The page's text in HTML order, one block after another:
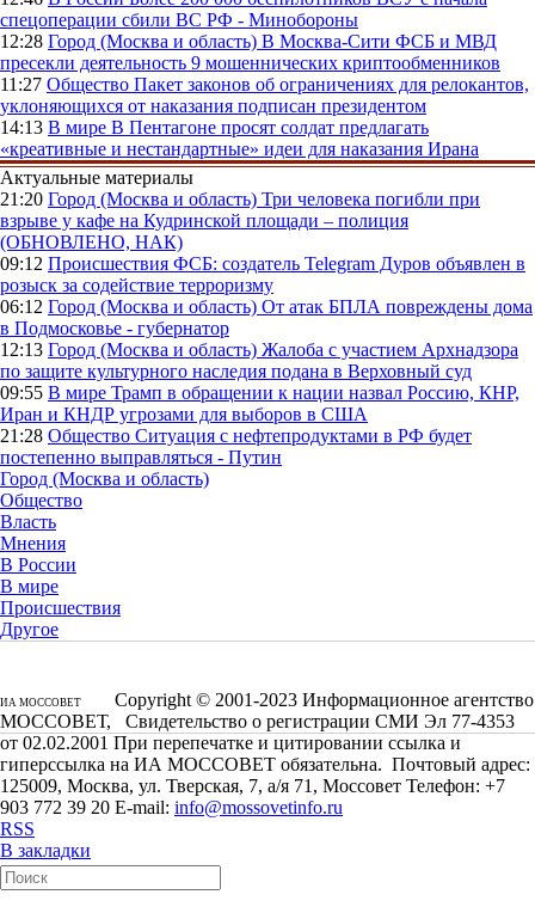
спецоперации сбили ВС РФ - Минобороны
12:28 Город (Москва и область) В Москва-Сити ФСБ и МВД
пресекли деятельность 9 мошеннических криптообменников
11:27 Общество Пакет законов об ограничениях для релокантов,
уклоняющихся от наказания подписан президентом
14:13 В мире В Пентагоне просят солдат предлагать
«креативные и нестандартные» идеи для наказания Ирана
Актуальные материалы
21:20 Город (Москва и область) Три человека погибли при
взрыве у кафе на Кудринской площади – полиция
(ОБНОВЛЕНО, НАК)
09:12 Происшествия ФСБ: создатель Telegram Дуров объявлен в
розыск за содействие терроризму
06:12 Город (Москва и область) От атак БПЛА повреждены дома
в Подмосковье - губернатор
12:13 Город (Москва и область) Жалоба с участием Архнадзора
по защите культурного наследия подана в Верховный суд
09:55 В мире Трамп в обращении к нации назвал Россию, КНР,
Иран и КНДР угрозами для выборов в США
21:28 Общество Ситуация с нефтепродуктами в РФ будет
постепенно выправляться - Путин
Город (Москва и область)
Общество
Власть
Мнения
В России
В мире
Происшествия
Другое
ИА МОССОВЕТ
Copyright © 2001-2023 Информационное агентство
МОССОВЕТ, Свидетельство о регистрации СМИ Эл 77-4353
от 02.02.2001 При перепечатке и цитировании ссылка и
гиперссылка на ИА МОССОВЕТ обязательна. Почтовый адрес:
125009, Москва, ул. Тверская, 7, а/я 71, Моссовет Телефон: +7
903 772 39 20 E-mail: info@mossovetinfo.ru
RSS
В закладки